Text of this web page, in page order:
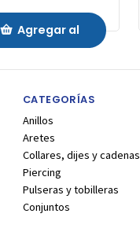
Agregar al
CATEGORÍAS
Anillos
Aretes
Collares, dijes y cadenas
Piercing
Pulseras y tobilleras
Conjuntos